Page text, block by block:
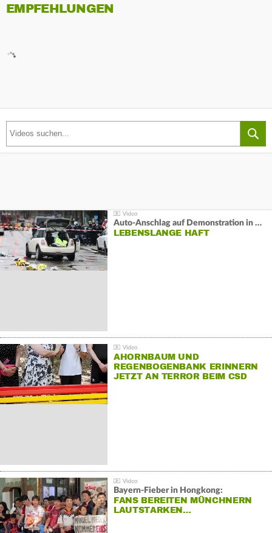
EMPFEHLUNGEN
Auto-Anschlag auf Demonstration in München:
LEBENSLANGE HAFT
AHORNBAUM UND
REGENBOGENBANK ERINNERN
JETZT AN TERROR BEIM CSD
Bayern-Fieber in Hongkong:
FANS BEREITEN MÜNCHNERN
LAUTSTARKEN…